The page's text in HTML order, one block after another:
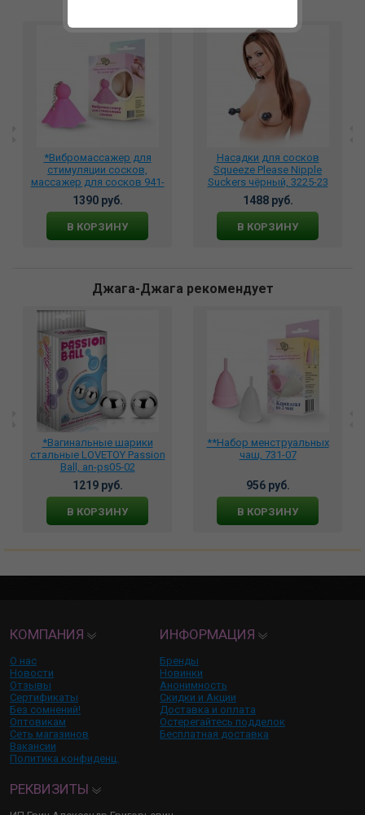
*Вибромассажер для
стимуляции сосков,
массажер для сосков 941-
09
1390 руб.
В КОРЗИНУ
Насадки для сосков
Squeeze Please Nipple
Suckers чёрный, 3225-23
1488 руб.
В КОРЗИНУ
Джага-Джага рекомендует
*Вагинальные шарики
стальные LOVETOY Passion
Ball, an-ps05-02
1219 руб.
В КОРЗИНУ
**Набор менструальных
чаш, 731-07
956 руб.
В КОРЗИНУ
КОМПАНИЯ
О нас
Новости
Отзывы
Сертификаты
Без сомнений!
Оптовикам
Сеть магазинов
Вакансии
Политика конфиденц.
ИНФОРМАЦИЯ
Бренды
Новинки
Анонимность
Скидки и Акции
Доставка и оплата
Остерегайтесь подделок
Бесплатная доставка
РЕКВИЗИТЫ